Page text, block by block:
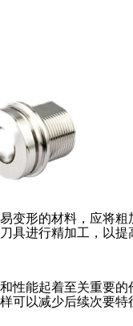
变形的材料，应将
进行精加工，以提
性能起着至关重要
可以减少后续次要